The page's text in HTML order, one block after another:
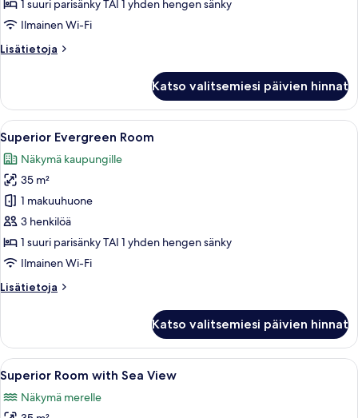
1 suuri parisänky TAI 1 yhden hengen sänky
Ilmainen Wi-Fi
Lisätietoja
Lisätietoja
kaupunkinäköala
Katso valitsemiesi päivien hinnat
Avaa
kaikki
huonetyypin
Superior
Evergreen
Room
kuvat
Hotellihuone, jossa on suuri sänky,
9
Superior Evergreen Room
Näkymä kaupungille
35 m²
1 makuuhuone
3 henkilöä
1 suuri parisänky TAI 1 yhden hengen sänky
Ilmainen Wi-Fi
Lisätietoja
Lisätietoja
Room
Katso valitsemiesi päivien hinnat
Avaa
kaikki
huonetyypin
Hotellihuone, jossa on suuri sänky,
5
Superior Room with Sea View
Näkymä merelle